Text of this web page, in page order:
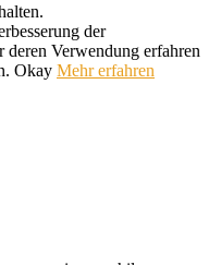
der
deren Verwendung erfahren
Okay Mehr erfahren